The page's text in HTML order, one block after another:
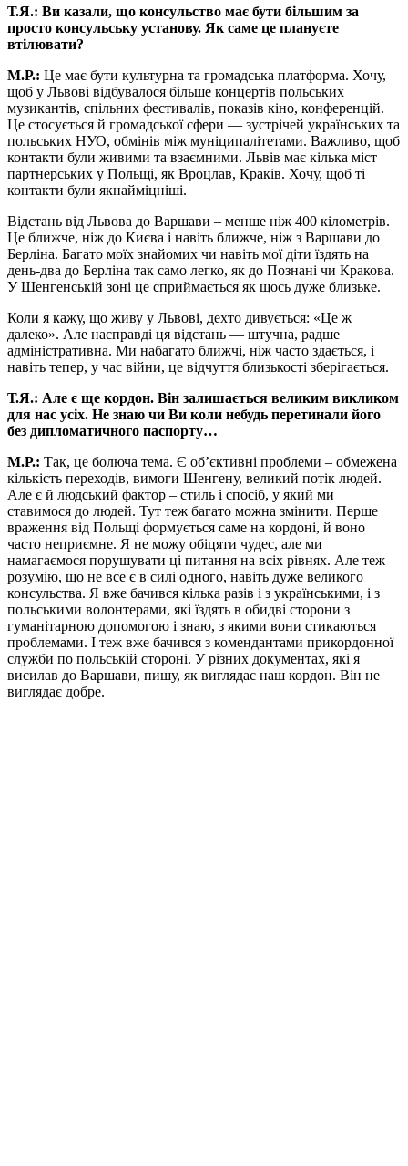
Т.Я.: Ви казали, що консульство має бути більшим за
просто консульську установу. Як саме це плануєте
втілювати?
М.Р.: Це має бути культурна та громадська платформа. Хочу,
щоб у Львові відбувалося більше концертів польських
музикантів, спільних фестивалів, показів кіно, конференцій.
Це стосується й громадської сфери — зустрічей українських та
польських НУО, обмінів між муніципалітетами. Важливо, щоб
контакти були живими та взаємними. Львів має кілька міст
партнерських у Польщі, як Вроцлав, Краків. Хочу, щоб ті
контакти були якнайміцніші.
Відстань від Львова до Варшави – менше ніж 400 кілометрів.
Це ближче, ніж до Києва і навіть ближче, ніж з Варшави до
Берліна. Багато моїх знайомих чи навіть мої діти їздять на
день-два до Берліна так само легко, як до Познані чи Кракова.
У Шенгенській зоні це сприймається як щось дуже близьке.
Коли я кажу, що живу у Львові, дехто дивується: «Це ж
далеко». Але насправді ця відстань — штучна, радше
адміністративна. Ми набагато ближчі, ніж часто здається, і
навіть тепер, у час війни, це відчуття близькості зберігається.
Т.Я.: Але є ще кордон. Він залишається великим викликом
для нас усіх. Не знаю чи Ви коли небудь перетинали його
без дипломатичного паспорту…
М.Р.: Так, це болюча тема. Є об’єктивні проблеми – обмежена
кількість переходів, вимоги Шенгену, великий потік людей.
Але є й людський фактор – стиль і спосіб, у який ми
ставимося до людей. Тут теж багато можна змінити. Перше
враження від Польщі формується саме на кордоні, й воно
часто неприємне. Я не можу обіцяти чудес, але ми
намагаємося порушувати ці питання на всіх рівнях. Але теж
розумію, що не все є в силі одного, навіть дуже великого
консульства. Я вже бачився кілька разів і з українськими, і з
польськими волонтерами, які їздять в обидві сторони з
гуманітарною допомогою і знаю, з якими вони стикаються
проблемами. І теж вже бачився з комендантами прикордонної
служби по польській стороні. У різних документах, які я
висилав до Варшави, пишу, як виглядає наш кордон. Він не
виглядає добре.